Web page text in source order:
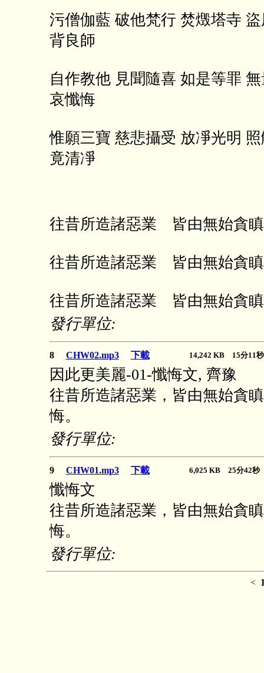
污僧伽藍 破他梵行 焚燬塔寺
背良師
自作教他 見聞隨喜 如是等罪
哀懺悔
惟願三寶 慈悲攝受 放凈光明
竟清凈
往昔所造諸惡業 皆由無始貪
往昔所造諸惡業 皆由無始貪
往昔所造諸惡業 皆由無始貪
發行單位:
8 CHW02.mp3 下載 14,242 KB 15分11
因此更美麗-01-懺悔文, 齊豫
往昔所造諸惡業，皆由無始貪
悔。
發行單位:
9 CHW01.mp3 下載 6,025 KB 25分42
懺悔文
往昔所造諸惡業，皆由無始貪
悔。
發行單位:
<